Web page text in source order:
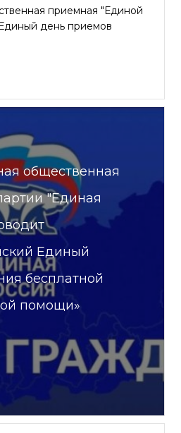
приемная "Единой
день приемов
общественная
"Единая
Единый
бесплатной
помощи»